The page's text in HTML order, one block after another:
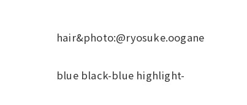
hair&photo:@ryosuke.oogane
blue black-blue highlight-